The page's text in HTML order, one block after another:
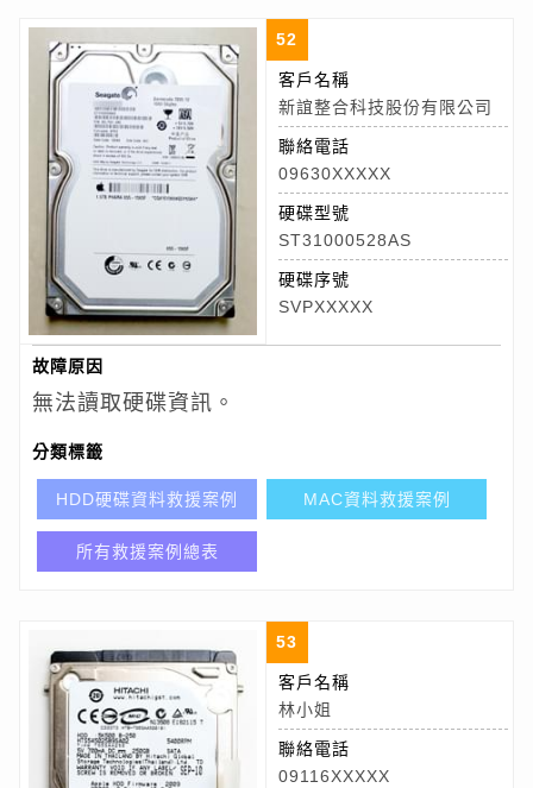
52
客戶名稱
新誼整合科技股份有限公司
聯絡電話
09630XXXXX
硬碟型號
ST31000528AS
硬碟序號
SVPXXXXX
故障原因
無法讀取硬碟資訊。
分類標籤
HDD硬碟資料救援案例 MAC資料救援案例
所有救援案例總表
53
客戶名稱
林小姐
聯絡電話
09116XXXXX